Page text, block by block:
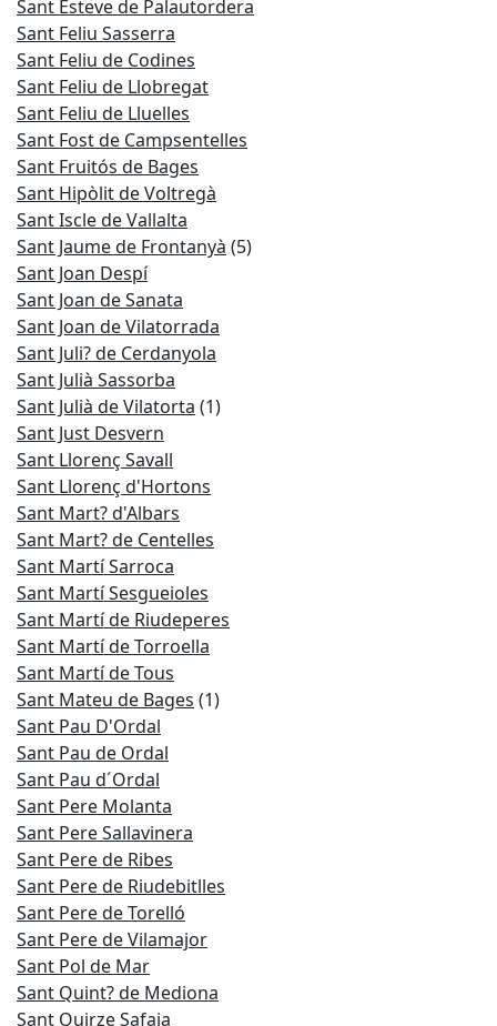
Sant Esteve de Palautordera
Sant Feliu Sasserra
Sant Feliu de Codines
Sant Feliu de Llobregat
Sant Feliu de Lluelles
Sant Fost de Campsentelles
Sant Fruitós de Bages
Sant Hipòlit de Voltregà
Sant Iscle de Vallalta
Sant Jaume de Frontanyà (5)
Sant Joan Despí
Sant Joan de Sanata
Sant Joan de Vilatorrada
Sant Juli? de Cerdanyola
Sant Julià Sassorba
Sant Julià de Vilatorta (1)
Sant Just Desvern
Sant Llorenç Savall
Sant Llorenç d'Hortons
Sant Mart? d'Albars
Sant Mart? de Centelles
Sant Martí Sarroca
Sant Martí Sesgueioles
Sant Martí de Riudeperes
Sant Martí de Torroella
Sant Martí de Tous
Sant Mateu de Bages (1)
Sant Pau D'Ordal
Sant Pau de Ordal
Sant Pau d´Ordal
Sant Pere Molanta
Sant Pere Sallavinera
Sant Pere de Ribes
Sant Pere de Riudebitlles
Sant Pere de Torelló
Sant Pere de Vilamajor
Sant Pol de Mar
Sant Quint? de Mediona
Sant Quirze Safaja